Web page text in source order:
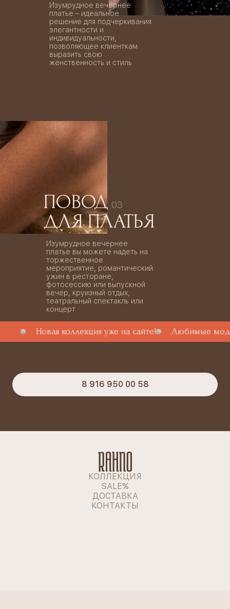
Изумрудное вечернее
платье – идеальное
решение для подчеркивания
элегантности и
индивидуальности,
позволяющее клиенткам
выразить свою
женственность и стиль
ПОВОД03
ДЛЯ ПЛАТЬЯ
Изумрудное вечернее
платье вы можете надеть на
торжественное
мероприятие, романтический
ужин в ресторане,
фотосессию или выпускной
вечер, круизный отдых,
театральный спектакль или
концерт
Новая коллекция уже на сайте! Любимые
8 916 950 00 58
КОЛЛЕКЦИЯ
SALE%
ДОСТАВКА
КОНТАКТЫ